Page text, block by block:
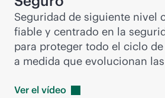
Seguridad de siguiente nivel
fiable y centrado en la
para proteger todo el ciclo
a medida que evolucionan
Ver el vídeo